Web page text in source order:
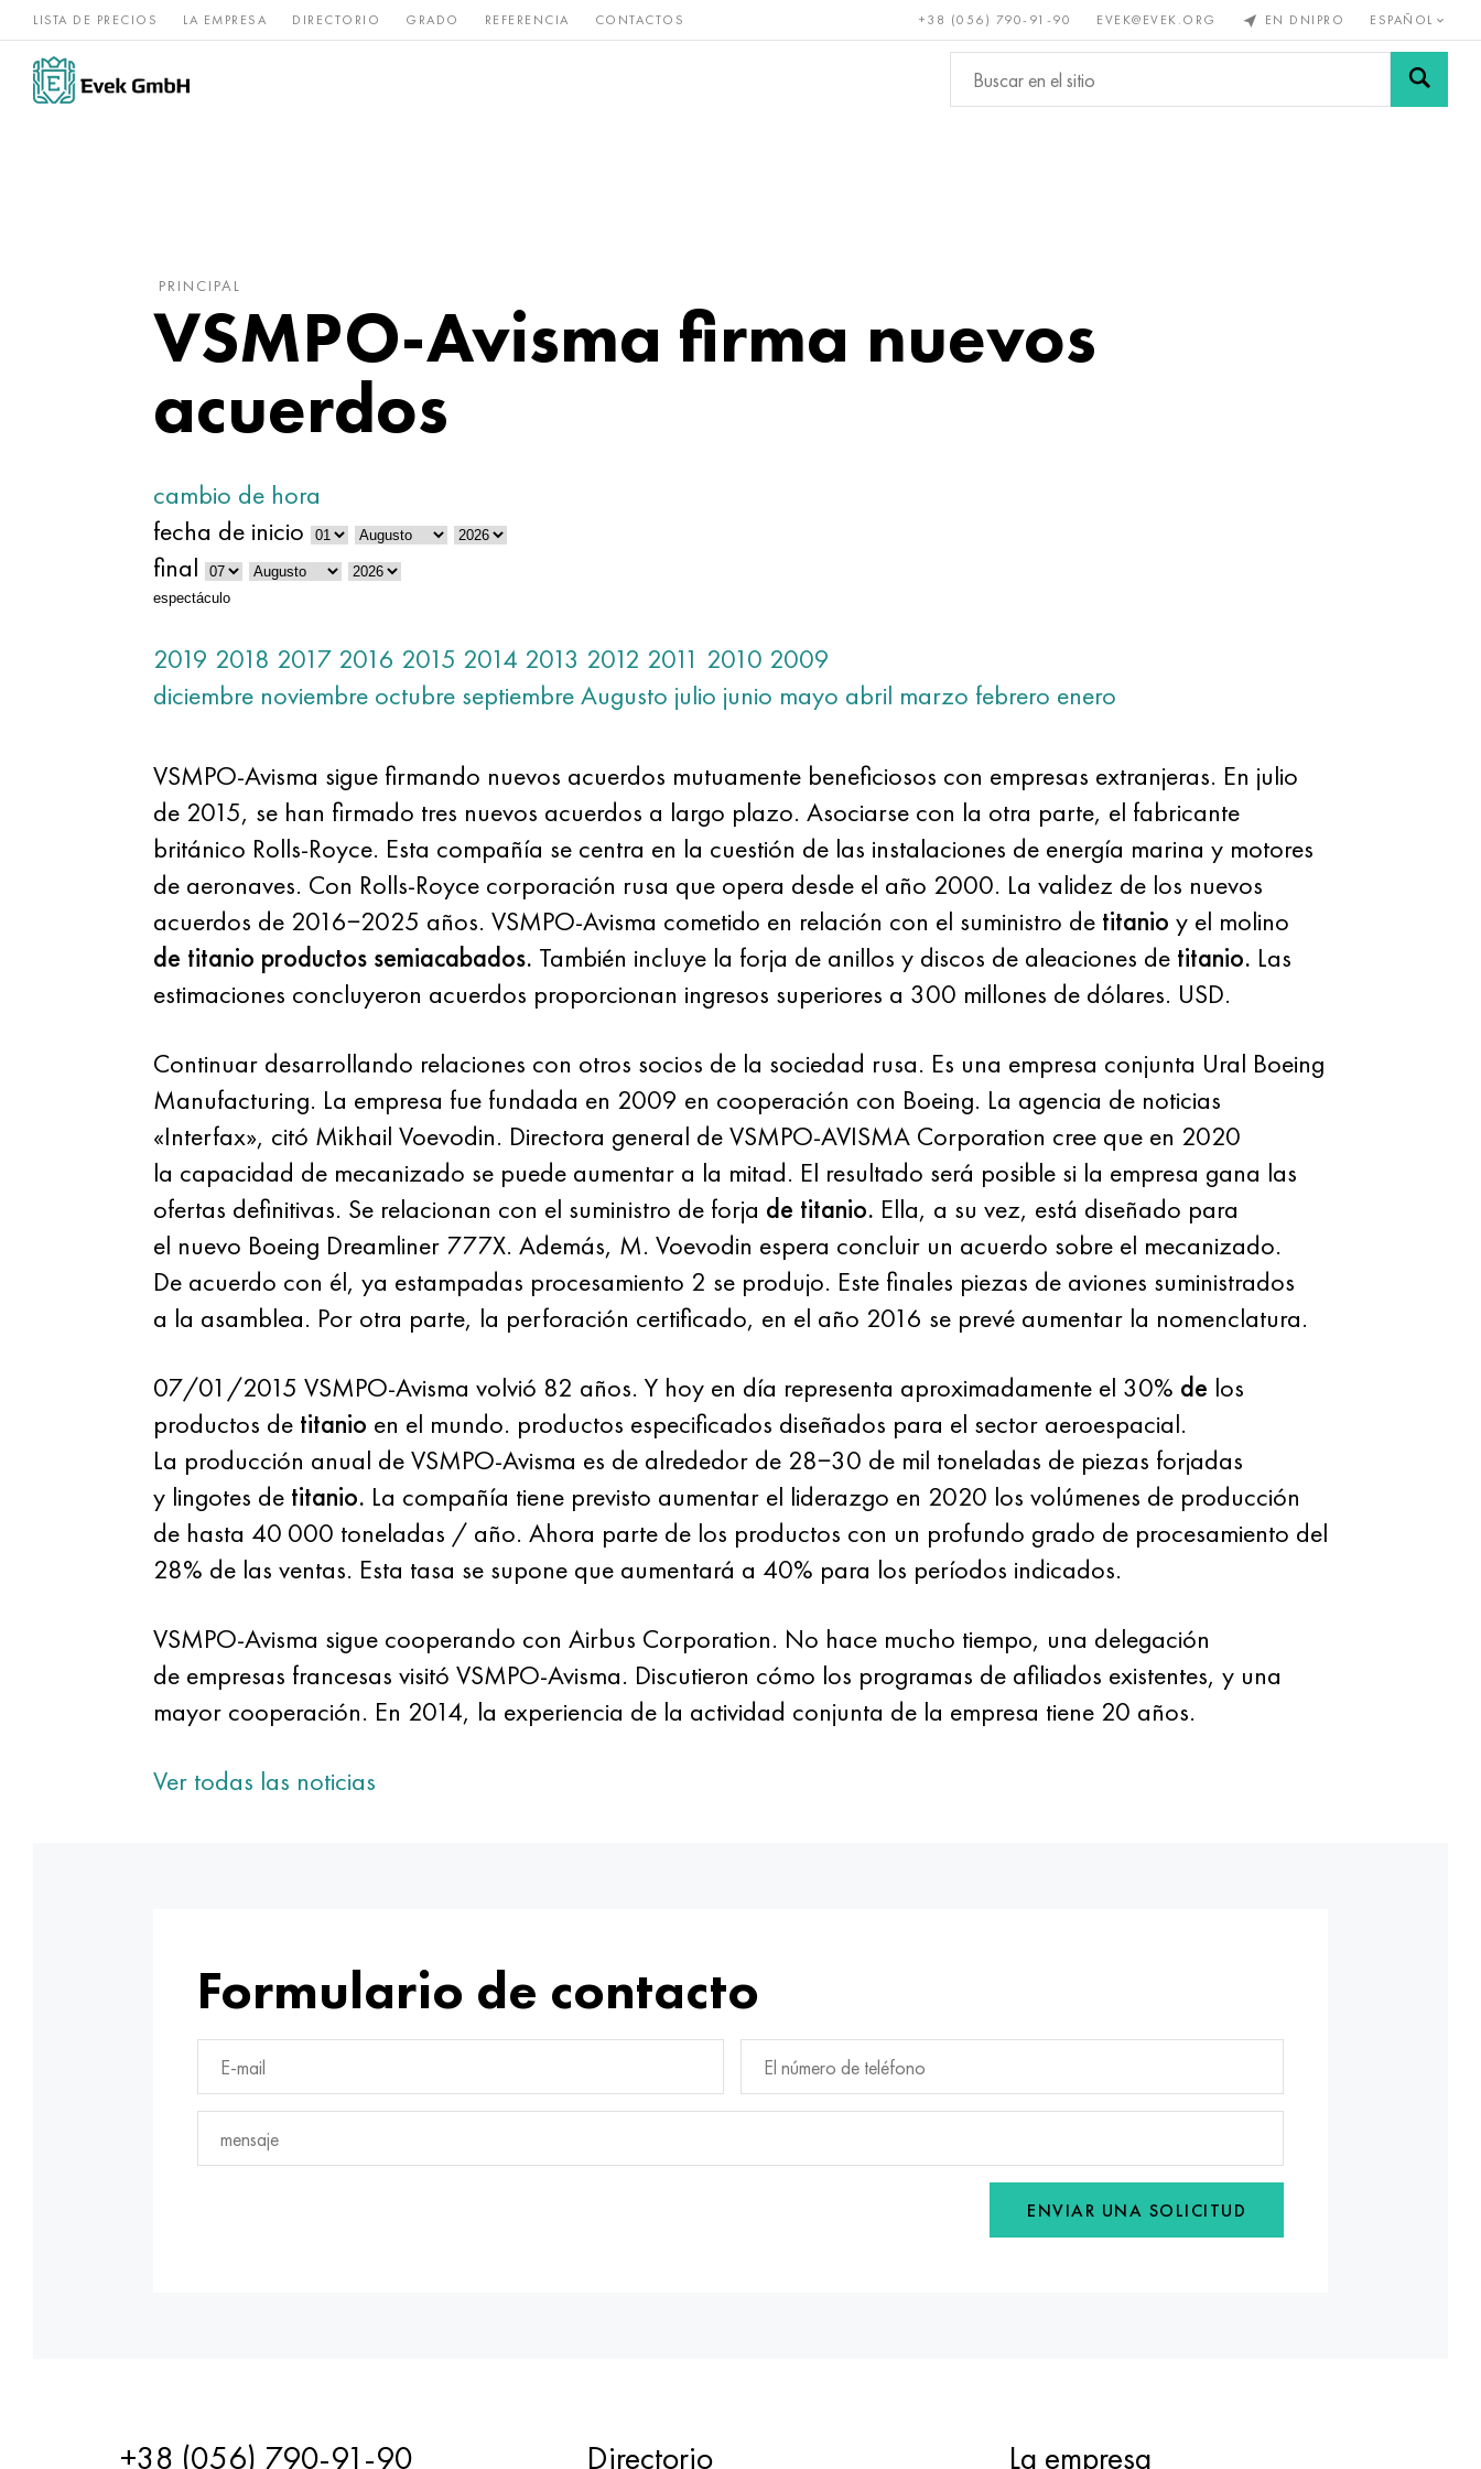
LISTA DE PRECIOS LA EMPRESA DIRECTORIO GRADO REFERENCIA CONTACTOS +38 (056) 790-91-90 EVEK@EVEK.ORG EN DNIPRO ESPAÑOL
Aleaciones de
níquel
acero Raro y Bronce, cobre, Metales no
ferrosos
Aleación de Mallas y
PRINCIPAL
VSMPO-Avisma firma nuevos
acuerdos
cambio de hora
fecha de inicio
final
espectáculo
2019 2018 2017 2016 2015 2014 2013 2012 2011 2010 2009
diciembre noviembre octubre septiembreAugusto julio junio mayo abril marzo febrero enero
VSMPO-Avisma sigue firmando nuevos acuerdos mutuamente beneficiosos con empresas extranjeras. En julio
de 2015, se han firmado tres nuevos acuerdos a largo plazo. Asociarse con la otra parte, el fabricante
británico Rolls-Royce. Esta compañía se centra en la cuestión de las instalaciones de energía marina y motores
de aeronaves. Con Rolls-Royce corporación rusa que opera desde el año 2000. La validez de los nuevos
acuerdos de 2016−2025 años. VSMPO-Avisma cometido en relación con el suministro de titanio y el molino
de titanio productos semiacabados. También incluye la forja de anillos y discos de aleaciones de titanio. Las
estimaciones concluyeron acuerdos proporcionan ingresos superiores a 300 millones de dólares. USD.
Continuar desarrollando relaciones con otros socios de la sociedad rusa. Es una empresa conjunta Ural Boeing
Manufacturing. La empresa fue fundada en 2009 en cooperación con Boeing. La agencia de noticias
«Interfax», citó Mikhail Voevodin. Directora general de VSMPO-AVISMA Corporation cree que en 2020
la capacidad de mecanizado se puede aumentar a la mitad. El resultado será posible si la empresa gana las
ofertas definitivas. Se relacionan con el suministro de forja de titanio. Ella, a su vez, está diseñado para
el nuevo Boeing Dreamliner 777X. Además, M. Voevodin espera concluir un acuerdo sobre el mecanizado.
De acuerdo con él, ya estampadas procesamiento 2 se produjo. Este finales piezas de aviones suministrados
a la asamblea. Por otra parte, la perforación certificado, en el año 2016 se prevé aumentar la nomenclatura.
07/01/2015 VSMPO-Avisma volvió 82 años. Y hoy en día representa aproximadamente el 30% de los
productos de titanio en el mundo. productos especificados diseñados para el sector aeroespacial.
La producción anual de VSMPO-Avisma es de alrededor de 28−30 de mil toneladas de piezas forjadas
y lingotes de titanio. La compañía tiene previsto aumentar el liderazgo en 2020 los volúmenes de producción
de hasta 40 000 toneladas / año. Ahora parte de los productos con un profundo grado de procesamiento del
28% de las ventas. Esta tasa se supone que aumentará a 40% para los períodos indicados.
VSMPO-Avisma sigue cooperando con Airbus Corporation. No hace mucho tiempo, una delegación
de empresas francesas visitó VSMPO-Avisma. Discutieron cómo los programas de afiliados existentes, y una
mayor cooperación. En 2014, la experiencia de la actividad conjunta de la empresa tiene 20 años.
Ver todas las noticias
Formulario de contacto
ENVIAR UNA SOLICITUD
+38 (056) 790-91-90 Directorio La empresa